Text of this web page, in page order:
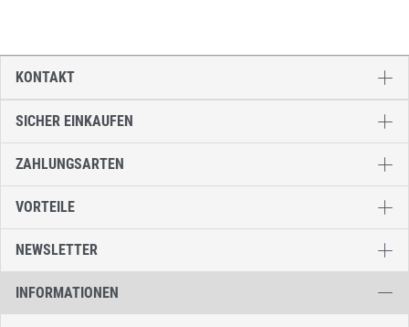
SICHER EINKAUFEN
ZAHLUNGSARTEN
VORTEILE
NEWSLETTER
INFORMATIONEN
KONTAKT